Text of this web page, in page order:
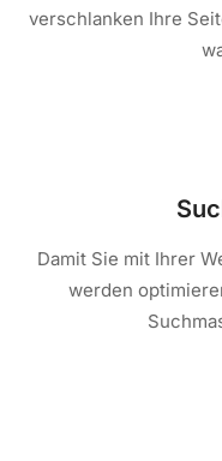
verschlanken Ihre
Damit Sie mit Ihrer
werden